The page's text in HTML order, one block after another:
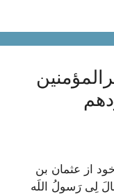
از عثمان بن
لِى رَسولُ اللَه